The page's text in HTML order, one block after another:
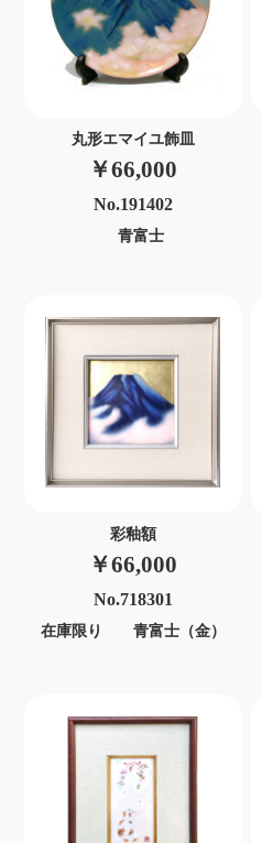
丸形エマイユ飾皿
￥66,000
No.191402
青富士
彩釉額
￥66,000
No.718301
在庫限り 青富士（金）